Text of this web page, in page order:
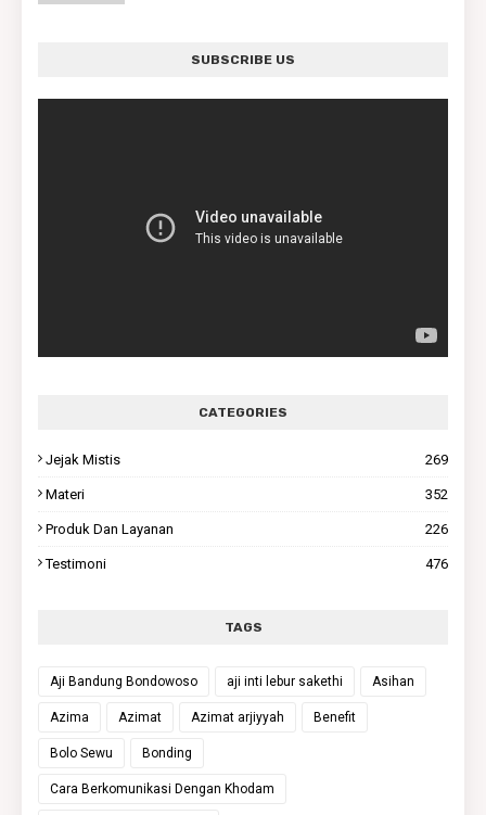
SUBSCRIBE US
CATEGORIES
Jejak Mistis 269
Materi 352
Produk Dan Layanan 226
Testimoni 476
TAGS
Aji Bandung Bondowoso aji inti lebur sakethi Asihan
Azima Azimat Azimat arjiyyah Benefit
Bolo Sewu Bonding
Cara Berkomunikasi Dengan Khodam